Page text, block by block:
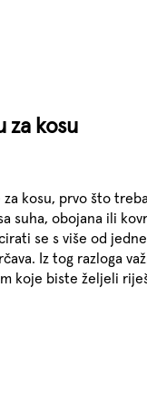
za kosu
za kosu, prvo što
suha, obojana ili
se s više od
Iz tog razloga
koje biste željeli